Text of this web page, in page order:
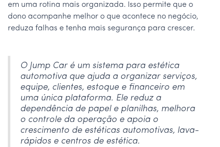
em uma rotina mais organizada. Isso permite que o
dono acompanhe melhor o que acontece no negócio,
reduza falhas e tenha mais segurança para crescer.
O Jump Car é um sistema para estética
automotiva que ajuda a organizar serviços,
equipe, clientes, estoque e financeiro em
uma única plataforma. Ele reduz a
dependência de papel e planilhas, melhora
o controle da operação e apoia o
crescimento de estéticas automotivas, lava-
rápidos e centros de estética.